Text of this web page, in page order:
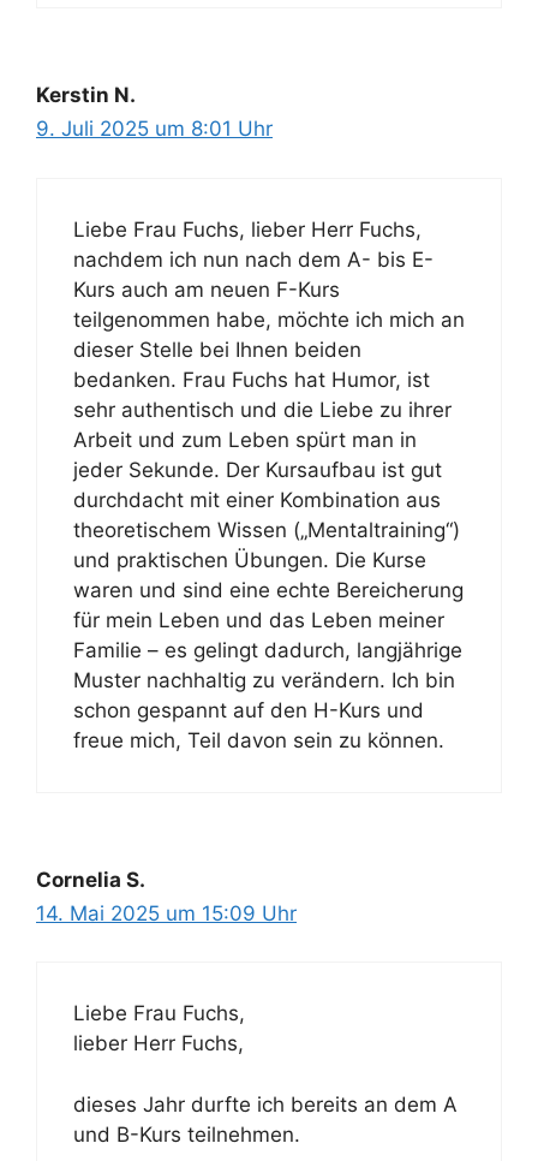
Kerstin N.
9. Juli 2025 um 8:01 Uhr
Liebe Frau Fuchs, lieber Herr Fuchs,
nachdem ich nun nach dem A- bis E-
Kurs auch am neuen F-Kurs
teilgenommen habe, möchte ich mich an
dieser Stelle bei Ihnen beiden
bedanken. Frau Fuchs hat Humor, ist
sehr authentisch und die Liebe zu ihrer
Arbeit und zum Leben spürt man in
jeder Sekunde. Der Kursaufbau ist gut
durchdacht mit einer Kombination aus
theoretischem Wissen („Mentaltraining“)
und praktischen Übungen. Die Kurse
waren und sind eine echte Bereicherung
für mein Leben und das Leben meiner
Familie – es gelingt dadurch, langjährige
Muster nachhaltig zu verändern. Ich bin
schon gespannt auf den H-Kurs und
freue mich, Teil davon sein zu können.
Cornelia S.
14. Mai 2025 um 15:09 Uhr
Liebe Frau Fuchs,
lieber Herr Fuchs,
dieses Jahr durfte ich bereits an dem A
und B-Kurs teilnehmen.